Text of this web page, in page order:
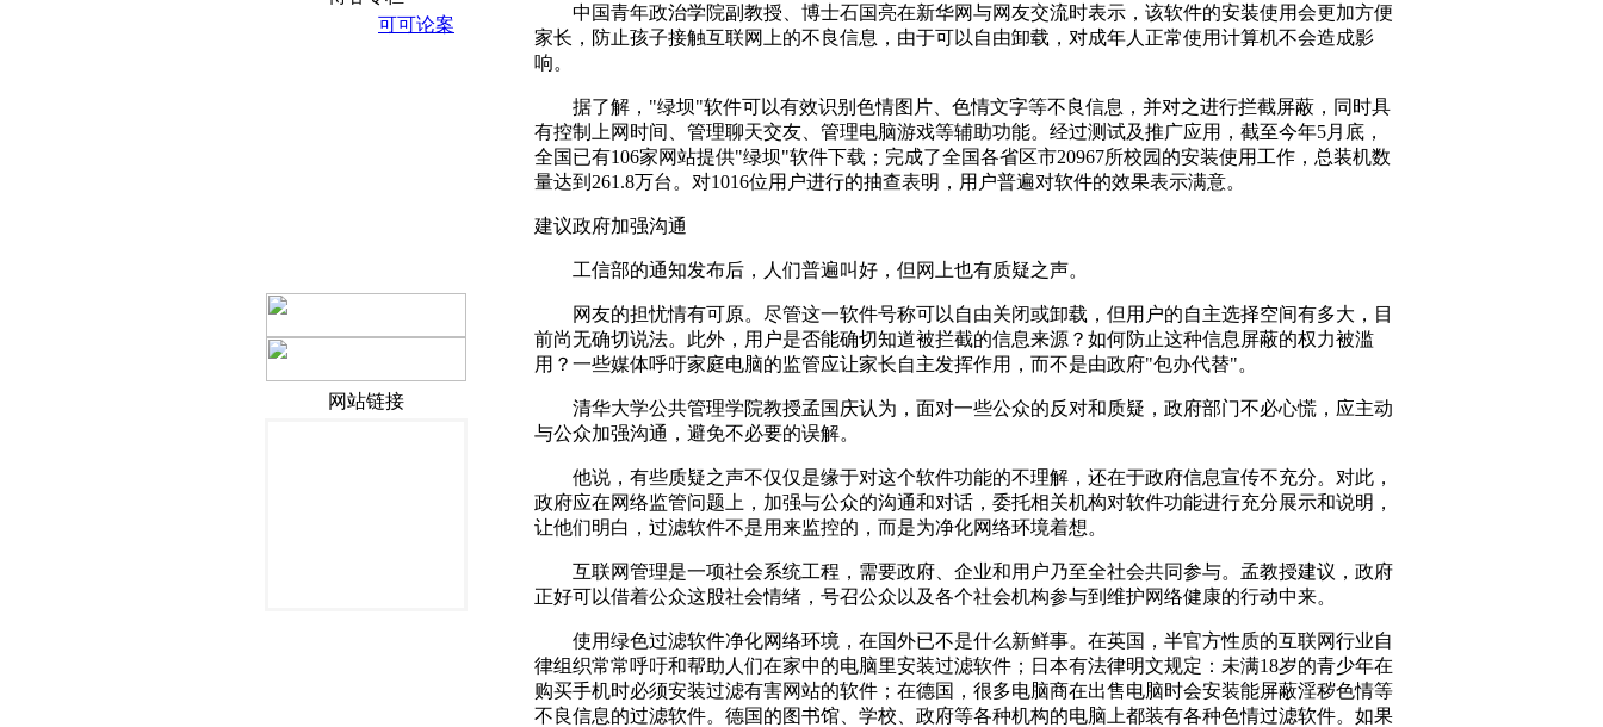
可可论案
网站链接
中国青年政治学院副教授、博士石国亮在新华网与网友交流时表示，该软件的安装使用会更加方便
家长，防止孩子接触互联网上的不良信息，由于可以自由卸载，对成年人正常使用计算机不会造成影
响。
据了解，"绿坝"软件可以有效识别色情图片、色情文字等不良信息，并对之进行拦截屏蔽，同时具
有控制上网时间、管理聊天交友、管理电脑游戏等辅助功能。经过测试及推广应用，截至今年5月底，
全国已有106家网站提供"绿坝"软件下载；完成了全国各省区市20967所校园的安装使用工作，总装机数
量达到261.8万台。对1016位用户进行的抽查表明，用户普遍对软件的效果表示满意。
建议政府加强沟通
工信部的通知发布后，人们普遍叫好，但网上也有质疑之声。
网友的担忧情有可原。尽管这一软件号称可以自由关闭或卸载，但用户的自主选择空间有多大，目
前尚无确切说法。此外，用户是否能确切知道被拦截的信息来源？如何防止这种信息屏蔽的权力被滥
用？一些媒体呼吁家庭电脑的监管应让家长自主发挥作用，而不是由政府"包办代替"。
清华大学公共管理学院教授孟国庆认为，面对一些公众的反对和质疑，政府部门不必心慌，应主动
与公众加强沟通，避免不必要的误解。
他说，有些质疑之声不仅仅是缘于对这个软件功能的不理解，还在于政府信息宣传不充分。对此，
政府应在网络监管问题上，加强与公众的沟通和对话，委托相关机构对软件功能进行充分展示和说明，
让他们明白，过滤软件不是用来监控的，而是为净化网络环境着想。
互联网管理是一项社会系统工程，需要政府、企业和用户乃至全社会共同参与。孟教授建议，政府
正好可以借着公众这股社会情绪，号召公众以及各个社会机构参与到维护网络健康的行动中来。
使用绿色过滤软件净化网络环境，在国外已不是什么新鲜事。在英国，半官方性质的互联网行业自
律组织常常呼吁和帮助人们在家中的电脑里安装过滤软件；日本有法律明文规定：未满18岁的青少年在
购买手机时必须安装过滤有害网站的软件；在德国，很多电脑商在出售电脑时会安装能屏蔽淫秽色情等
不良信息的过滤软件。德国的图书馆、学校、政府等各种机构的电脑上都装有各种色情过滤软件。如果